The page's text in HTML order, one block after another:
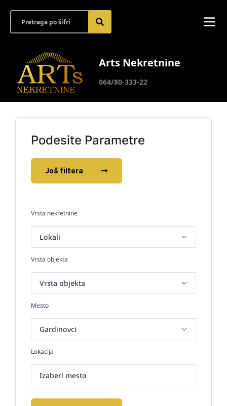
Arts Nekretnine
064/80-333-22
Podesite Parametre
Još filtera
Vrsta nekretnine
Vrsta objekta
Mesto
Lokacija
Izaberi mesto